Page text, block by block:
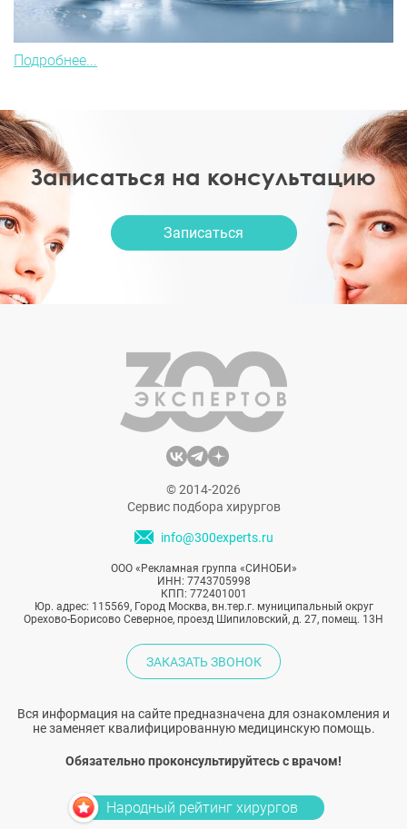
Подробнее...
Записаться на консультацию
Записаться
© 2014-2026
Сервис подбора хирургов
info@300experts.ru
ООО «Рекламная группа «СИНОБИ»
ИНН: 7743705998
КПП: 772401001
Юр. адрес: 115569, Город Москва, вн.тер.г. муниципальный округ
Орехово-Борисово Северное, проезд Шипиловский, д. 27, помещ. 13Н
ЗАКАЗАТЬ ЗВОНОК
Вся информация на сайте предназначена для ознакомления и
не заменяет квалифицированную медицинскую помощь.
Обязательно проконсультируйтесь с врачом!
Народный рейтинг хирургов